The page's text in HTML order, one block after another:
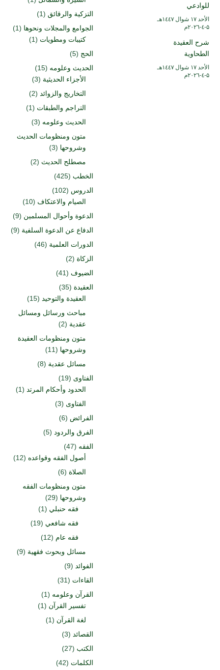
للوادعي
الأحد ۱۷ شوال ۱٤٤۷هـ
۵-٤-۲۰۲٦م
شرح العقيدة
الطحاوية
الأحد ۱۷ شوال ۱٤٤۷هـ
۵-٤-۲۰۲٦م
التزكية والرقائق (1)
الجوامع والمجلات ونحوها (1)
كتيبات ومطويات (1)
الحج (5)
الحديث وعلومه (15)
الأجزاء الحديثية (3)
التخاريج والزوائد (2)
التراجم والطبقات (1)
الحديث وعلومه (3)
متون ومنظومات الحديث
وشروحها (3)
مصطلح الحديث (2)
الخطب (425)
الدروس (102)
الصيام والاعتكاف (10)
الدعوة وأحوال المسلمين (9)
الدفاع عن الدعوة السلفية (9)
الدورات العلمية (46)
الزكاة (2)
الضيوف (41)
العقيدة (35)
العقيدة والتوحيد (15)
مباحث ورسائل ومسائل
عقدية (2)
متون ومنظومات العقيدة
وشروحها (11)
مسائل عقدية (8)
الفتاوى (19)
الحدود وأحكام المرتد (1)
الفتاوى (3)
الفرائض (6)
الفرق والردود (5)
الفقه (47)
أصول الفقه وقواعده (12)
الصلاة (6)
متون ومنظومات الفقه
وشروحها (29)
فقه حنبلي (1)
فقه شافعي (19)
فقه عام (12)
مسائل وبحوث فقهية (9)
الفوائد (9)
القاءات (31)
القرآن وعلومه (1)
تفسير القرآن (1)
لغة القرآن (1)
القصائد (3)
الكتب (27)
الكلمات (42)